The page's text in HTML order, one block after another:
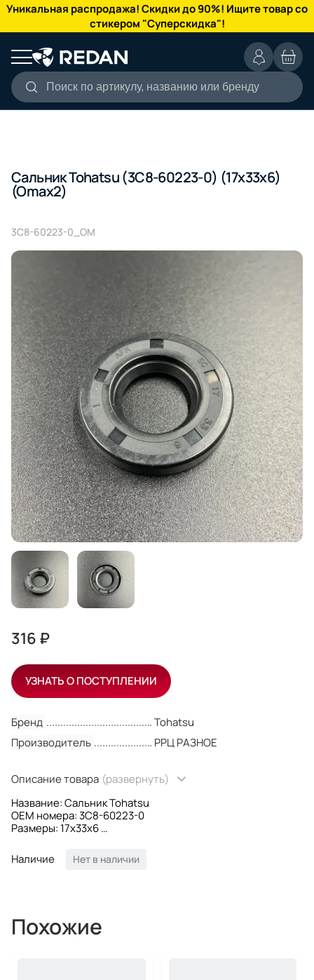
Уникальная распродажа! Скидки до 90%! Ищите товар со
стикером "Суперскидка"!
Поиск по артикулу, названию или бренду
КАТАЛОГ
Сальник Tohatsu (3C8-60223-0) (17x33x6)
(Omax2)
3C8-60223-0_OM
Бренд
Tohatsu
Производитель
РРЦ РАЗНОЕ
Описание товара (развернуть)
Название: Сальник Tohatsu
OEM номера: 3C8-60223-0
Размеры: 17x33x6
Наличие
Нет в наличии
316 ₽
УЗНАТЬ О ПОСТУПЛЕНИИ
Похожие